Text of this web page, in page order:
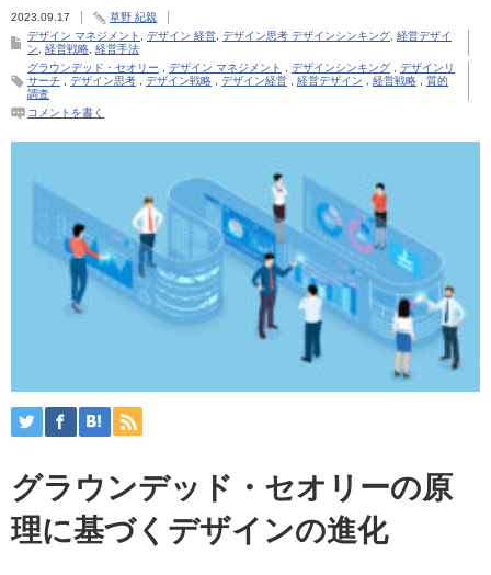
2023.09.17
草野 紀親
デザイン マネジメント
デザイン 経営 デザイン思考 デザインシンキング 経営デザイ
ン
経営戦略 経営手法
グラウンデッド・セオリー
デザイン マネジメント デザインシンキング
デザインリ
サーチ
デザイン思考 デザイン戦略 デザイン経営 経営デザイン 経営戦略
質的
調査
コメントを書く
グラウンデッド・セオリーの原
理に基づくデザインの進化